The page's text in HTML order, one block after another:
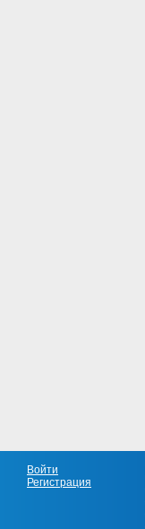
Войти
Регистрация